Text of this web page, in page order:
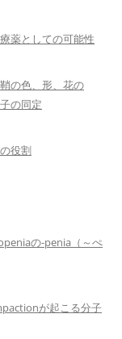
薬としての可能性
の色、形、花の
の同定
役割
の-penia（～ぺ
が起こる分子